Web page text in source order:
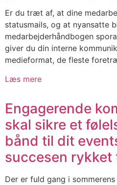
Er du træt af, at dine
statusmails, og at nyansatte
medarbejderhåndbogen
giver du din interne
medieformat, de fleste
Læs mere
Engagerende
skal sikre et
bånd til dit
succesen
Der er fuld gang i